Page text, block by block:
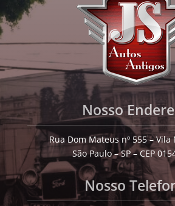
Nosso
Rua Dom Mateus nº 555 –
São Paulo – SP – CEP
Nosso